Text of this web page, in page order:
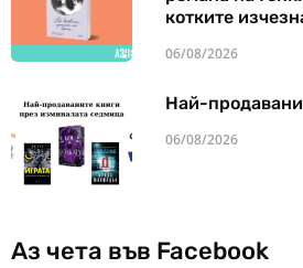
котките
06/08/2026
Най-
06/08/2026
Аз чета във Facebook